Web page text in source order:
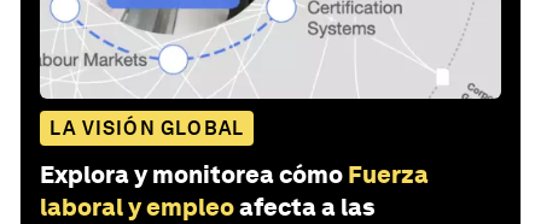
LA VISIÓN GLOBAL
Explora y monitorea cómo Fuerza
laboral y empleoafecta a las